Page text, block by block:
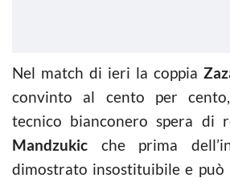
Nel match di ieri la coppia
convinto al cento per
tecnico bianconero spera di
Mandzukic che prima
dimostrato insostituibile e può